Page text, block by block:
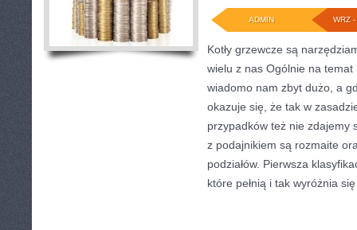
WRZ
ADMIN
Kotły grzewcze są
wielu z nas Ogólnie na temat
wiadomo nam zbyt dużo, a
okazuje się, że tak w
przypadków też nie zdajemy
z podajnikiem są rozmaite
podziałów. Pierwsza
które pełnią i tak wyróżnia się